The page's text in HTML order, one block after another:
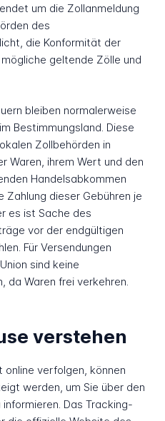
um die Zollanmeldung
des
die Konformität der
geltende Zölle und
bleiben normalerweise
Bestimmungsland. Diese
Zollbehörden in
Waren, ihrem Wert und den
Handelsabkommen
dieser Gebühren je
es ist Sache des
vor der endgültigen
Für Versendungen
sind keine
Waren frei verkehren.
verstehen
online verfolgen, können
werden, um Sie über den
Das Tracking-